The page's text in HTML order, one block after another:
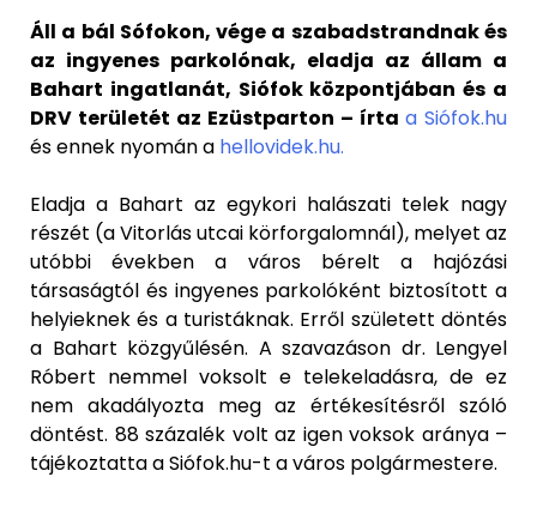
Áll a bál Sófokon, vége a szabadstrandnak és
az ingyenes parkolónak, eladja az állam a
Bahart ingatlanát, Siófok központjában és a
DRV területét az Ezüstparton – írta a Siófok.hu
és ennek nyomán a hellovidek.hu.
Eladja a Bahart az egykori halászati telek nagy
részét (a Vitorlás utcai körforgalomnál), melyet az
utóbbi években a város bérelt a hajózási
társaságtól és ingyenes parkolóként biztosított a
helyieknek és a turistáknak. Erről született döntés
a Bahart közgyűlésén. A szavazáson dr. Lengyel
Róbert nemmel voksolt e telekeladásra, de ez
nem akadályozta meg az értékesítésről szóló
döntést. 88 százalék volt az igen voksok aránya –
tájékoztatta a Siófok.hu-t a város polgármestere.